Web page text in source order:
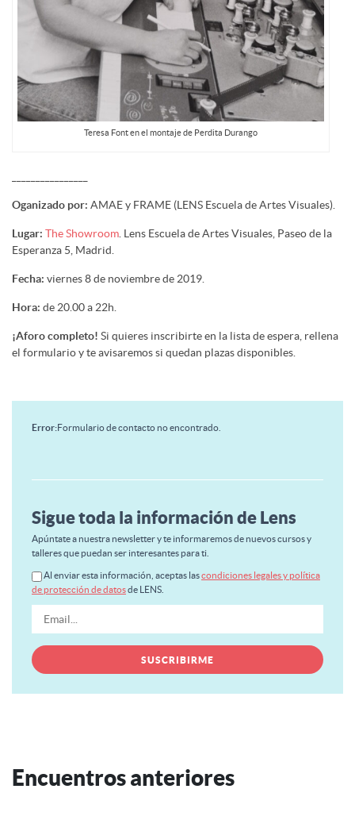
Teresa Font en el montaje de Perdita Durango
Oganizado por: AMAE y FRAME (LENS Escuela de Artes Visuales).
Lugar: The Showroom . Lens Escuela de Artes Visuales, Paseo de la
Esperanza 5, Madrid.
Fecha: viernes 8 de noviembre de 2019.
Hora: de 20.00 a 22h.
¡Aforo completo! Si quieres inscribirte en la lista de espera, rellena
el formulario y te avisaremos si quedan plazas disponibles.
Error:Formulario de contacto no encontrado.
Sigue toda la información de Lens
Apúntate a nuestra newsletter y te informaremos de nuevos cursos y
talleres que puedan ser interesantes para ti.
Al enviar esta información, aceptas lascondiciones legales y política
de protección de datosde LENS.
Encuentros anteriores